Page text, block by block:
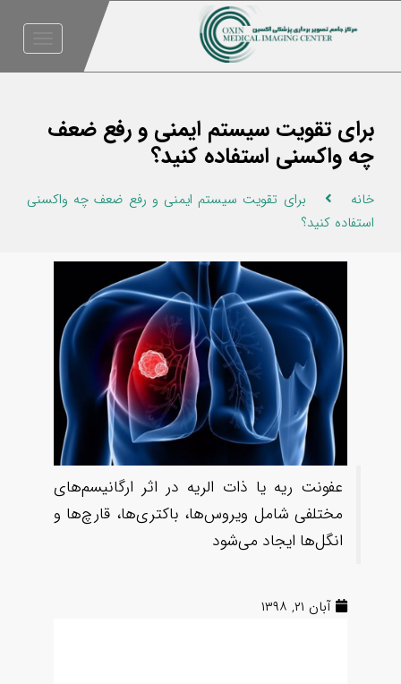
برای تقویت سیستم ایمنی و رفع ضعف
چه واکسنی استفاده کنید؟
خانه
برای تقویت سیستم ایمنی و رفع ضعف چه واکسنی
استفاده کنید؟
عفونت ریه یا ذات الریه در اثر ارگانیسم‌های
مختلفی شامل ویروس‌ها، باکتری‌ها، قارچ‌ها و
انگل‌ها ایجاد می‌شود
آبان ۲۱, ۱۳۹۸